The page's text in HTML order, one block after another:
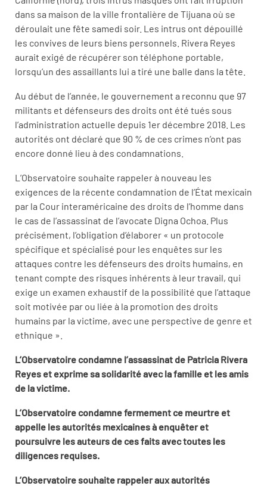
dans sa maison de la ville frontalière de Tijuana où se
déroulait une fête samedi soir. Les intrus ont dépouillé
les convives de leurs biens personnels. Rivera Reyes
aurait exigé de récupérer son téléphone portable,
lorsqu’un des assaillants lui a tiré une balle dans la tête.
Au début de l’année, le gouvernement a reconnu que 97
militants et défenseurs des droits ont été tués sous
l’administration actuelle depuis 1er décembre 2018. Les
autorités ont déclaré que 90 % de ces crimes n’ont pas
encore donné lieu à des condamnations.
L’Observatoire souhaite rappeler à nouveau les
exigences de la récente condamnation de l’État mexicain
par la Cour interaméricaine des droits de l’homme dans
le cas de l’assassinat de l’avocate Digna Ochoa. Plus
précisément, l’obligation d’élaborer « un protocole
spécifique et spécialisé pour les enquêtes sur les
attaques contre les défenseurs des droits humains, en
tenant compte des risques inhérents à leur travail, qui
exige un examen exhaustif de la possibilité que l’attaque
soit motivée par ou liée à la promotion des droits
humains par la victime, avec une perspective de genre et
ethnique ».
L’Observatoire condamne l’assassinat de Patricia Rivera
Reyes et exprime sa solidarité avec la famille et les amis
de la victime.
L’Observatoire condamne fermement ce meurtre et
appelle les autorités mexicaines à enquêter et
poursuivre les auteurs de ces faits avec toutes les
diligences requises.
L’Observatoire souhaite rappeler aux autorités